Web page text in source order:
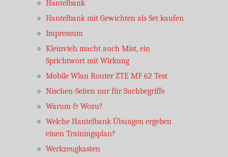
Hantelbank
Hantelbank mit Gewichten als Set kaufen
Impressum
Kleinvieh macht auch Mist, ein
Sprichtwort mit Wirkung
Mobile Wlan Router ZTE MF 62 Test
Nischen-Seiten nur für Suchbegriffe
Warum & Wozu?
Welche Hantelbank Übungen ergeben
einen Trainingsplan?
Werkzeugkasten